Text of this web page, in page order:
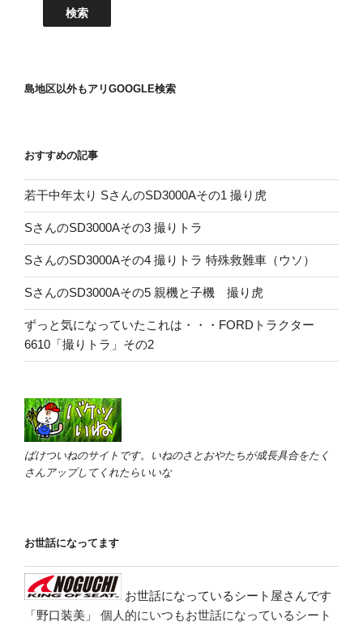
島地区以外もアリGOOGLE検索
おすすめの記事
若干中年太り SさんのSD3000Aその1 撮り虎
SさんのSD3000Aその3 撮りトラ
SさんのSD3000Aその4 撮りトラ 特殊救難車（ウソ）
SさんのSD3000Aその5 親機と子機 撮り虎
ずっと気になっていたこれは・・・FORDトラクター
6610「撮りトラ」その2
ばけついねのサイトです。いねのさとおやたちが成長具合をたく
さんアップしてくれたらいいな
お世話になってます
お世話になっているシート屋さんです
「野口装美」
個人的にいつもお世話になっているシート